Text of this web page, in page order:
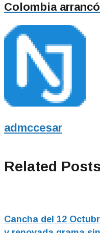
Colombia
admccesar
Related Posts
Cancha del 12